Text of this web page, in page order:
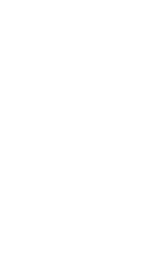
intense
riche et
de karité,